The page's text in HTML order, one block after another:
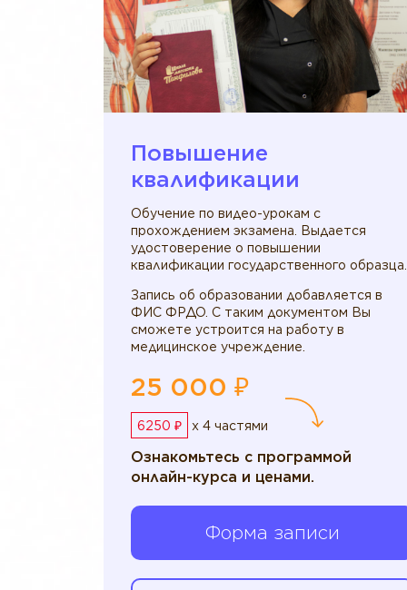
Повышение
квалификации
Обучение по видео-урокам с
прохождением экзамена. Выдается
удостоверение о повышении
квалификации государственного образца.
Запись об образовании добавляется в
ФИС ФРДО. С таким документом Вы
сможете устроится на работу в
медицинское учреждение.
25 000 ₽
6250 ₽ x 4 частями
Ознакомьтесь с программой
онлайн-курса и ценами.
Форма записи